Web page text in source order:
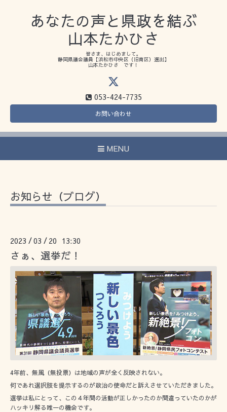
あなたの声と県政を結ぶ
山本たかひさ
皆さま、はじめまして。
静岡県議会議員【浜松市中央区（旧南区）選出】
山本たかひさ です！
053-424-7735
お問い合わせ
MENU
お知らせ（ブログ）
2023 /03 / 20 13:30
さぁ、選挙だ！
4年前、無風（無投票）は地域の声が全く反映されない。
何であれ選択肢を提示するのが政治の使命だと訴えさせていただきました。
選挙は私にとって、この４年間の活動が正しかったのか間違っていたのかが
ハッキリ解る唯一の機会です。